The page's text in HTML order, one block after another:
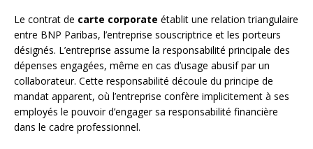
Le contrat de carte corporate établit une relation triangulaire
entre BNP Paribas, l’entreprise souscriptrice et les porteurs
désignés. L’entreprise assume la responsabilité principale des
dépenses engagées, même en cas d’usage abusif par un
collaborateur. Cette responsabilité découle du principe de
mandat apparent, où l’entreprise confère implicitement à ses
employés le pouvoir d’engager sa responsabilité financière
dans le cadre professionnel.